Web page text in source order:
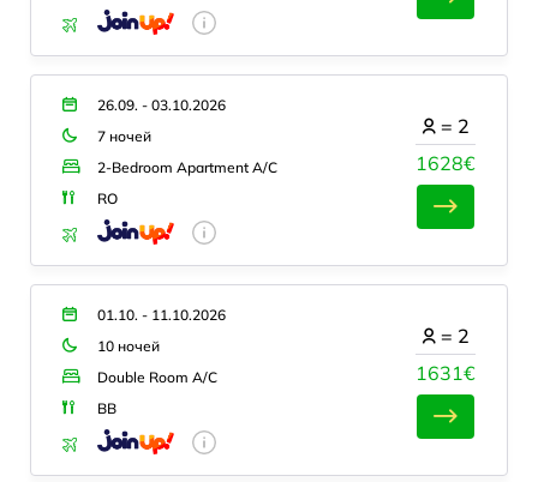
26.09. - 03.10.2026
7 ночей
2-Bedroom Apartment A/C
RO
1628€
= 2
01.10. - 11.10.2026
10 ночей
Double Room A/C
BB
1631€
= 2